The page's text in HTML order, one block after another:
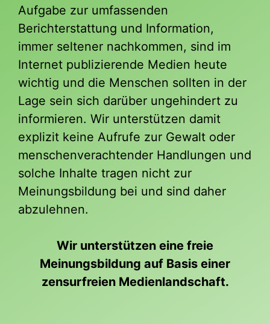
Aufgabe zur umfassenden
Berichterstattung und Information,
immer seltener nachkommen, sind im
Internet publizierende Medien heute
wichtig und die Menschen sollten in der
Lage sein sich darüber ungehindert zu
informieren. Wir unterstützen damit
explizit keine Aufrufe zur Gewalt oder
menschenverachtender Handlungen und
solche Inhalte tragen nicht zur
Meinungsbildung bei und sind daher
abzulehnen.
Wir unterstützen eine freie
Meinungsbildung auf Basis einer
zensurfreien Medienlandschaft.